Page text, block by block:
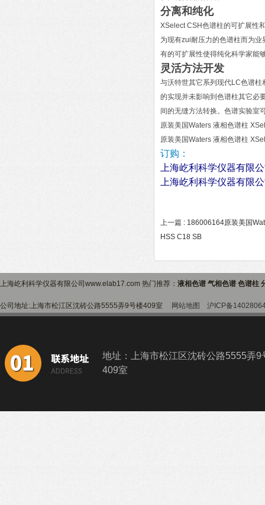
分离和纯化
XSelect CSH色谱柱的可扩展性
为现有zui耐压力的色谱柱而为
有的可扩展性使得纯化科学家能
灵活方法开发
与沃特世其它系列现代LC色谱
的实现并未影响到色谱柱其它必
间的无缝方法转换。色谱实验室
原装美国Waters 液相色谱柱
原装美国Waters 液相色谱柱
订购：
上海屹利科学仪器有限
上海屹利科学仪器有限
上一篇 : 186006164原装美国
HSS C18 SB
上海屹利科学仪器有限公司www.elab17.com 热门推荐： 液相色谱 气相色谱 色谱柱
公司地址:上海市松江区沈砖公路5555弄9号楼409室 网站地图 沪ICP备
地址：上海市松江区沈砖公路5555弄9
409室